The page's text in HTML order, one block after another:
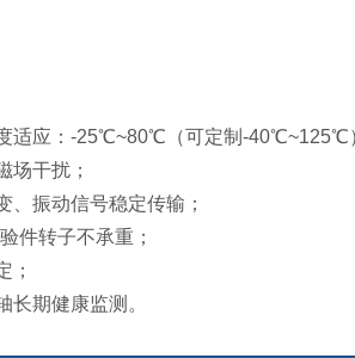
适应：-25℃~80℃（可定制-40℃~125℃
场干扰；
、振动信号稳定传输；
件转子不承重；
；
长期健康监测。